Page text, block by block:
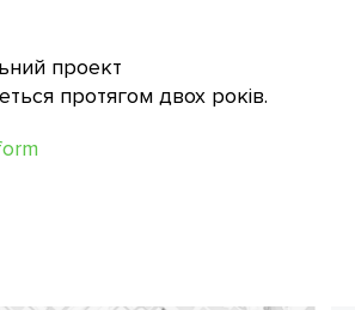
проект
протягом двох років.